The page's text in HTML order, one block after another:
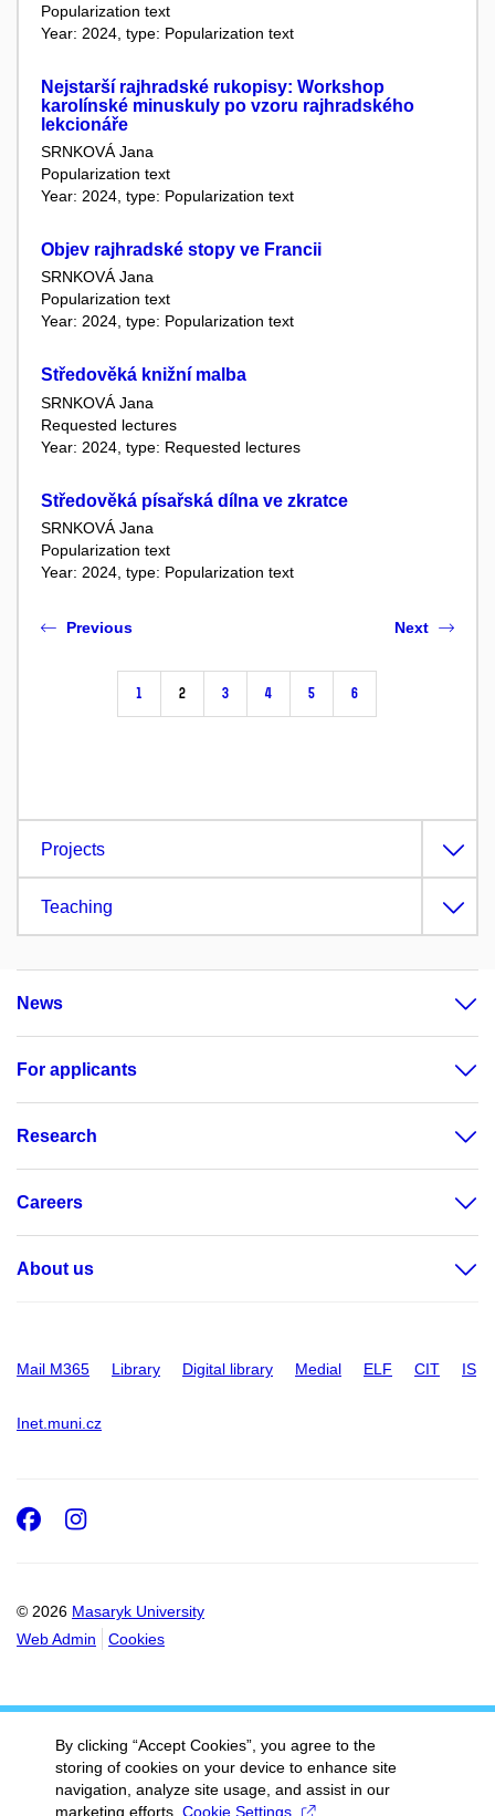
Popularization text
Year: 2024, type: Popularization text
Nejstarší rajhradské rukopisy: Workshop
karolínské minuskuly po vzoru rajhradského
lekcionáře
SRNKOVÁ Jana
Popularization text
Year: 2024, type: Popularization text
Objev rajhradské stopy ve Francii
SRNKOVÁ Jana
Popularization text
Year: 2024, type: Popularization text
Středověká knižní malba
SRNKOVÁ Jana
Requested lectures
Year: 2024, type: Requested lectures
Středověká písařská dílna ve zkratce
SRNKOVÁ Jana
Popularization text
Year: 2024, type: Popularization text
Previous
1 2 3 4 5 6
Next
Projects
Teaching
News
For applicants
Research
Careers
About us
Mail M365 Library Digital library Medial ELF CIT IS
Inet.muni.cz
© 2026 Masaryk University
Web Admin
Cookies
Facebook
Instagram
By clicking “Accept Cookies”, you agree to the
storing of cookies on your device to enhance site
navigation, analyze site usage, and assist in our
marketing efforts. Cookie Settings